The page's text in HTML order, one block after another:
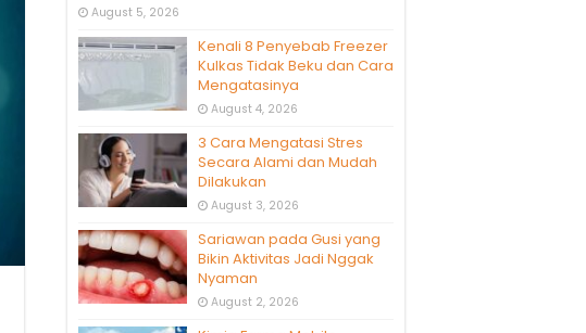
August 5, 2026
Kenali 8 Penyebab Freezer
Kulkas Tidak Beku dan Cara
Mengatasinya
August 4, 2026
3 Cara Mengatasi Stres
Secara Alami dan Mudah
Dilakukan
August 3, 2026
Sariawan pada Gusi yang
Bikin Aktivitas Jadi Nggak
Nyaman
August 2, 2026